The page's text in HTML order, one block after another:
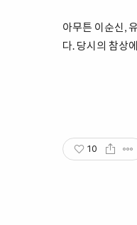
아무튼 이순신,
다. 당시의 참상
10